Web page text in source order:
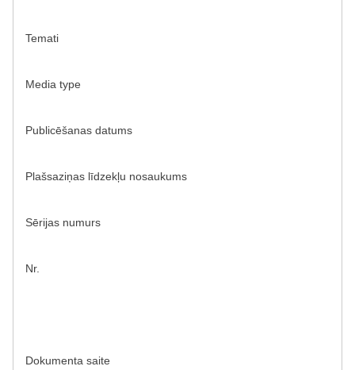
Temati
Media type
Publicēšanas datums
Plašsaziņas līdzekļu nosaukums
Sērijas numurs
Nr.
Dokumenta saite